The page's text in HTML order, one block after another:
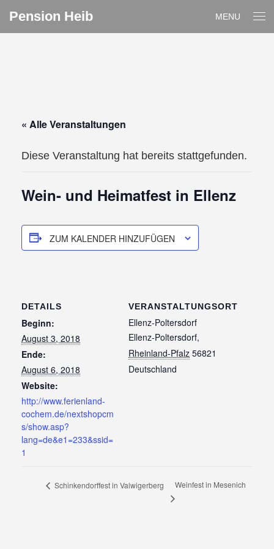
Pension Heib MENU
« Alle Veranstaltungen
Diese Veranstaltung hat bereits stattgefunden.
Wein- und Heimatfest in Ellenz
ZUM KALENDER HINZUFÜGEN
DETAILS
Beginn:
August 3, 2018
Ende:
August 6, 2018
Website:
http://www.ferienland-
cochem.de/nextshopcm
s/show.asp?
lang=de&e1=233&ssid=
1
VERANSTALTUNGSORT
Ellenz-Poltersdorf
Ellenz-Poltersdorf,
Rheinland-Pfalz 56821
Deutschland
Schinkendorffest in Valwigerberg Weinfest in Mesenich